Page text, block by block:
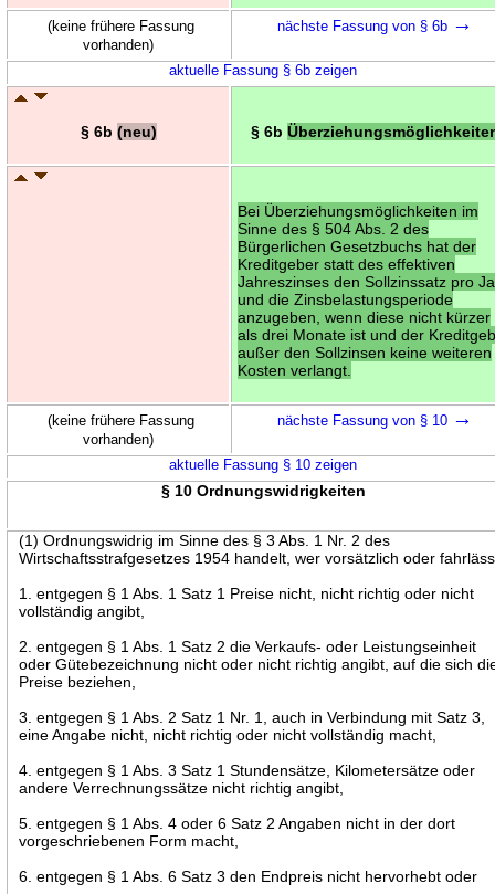
(keine frühere Fassung
vorhanden)
nächste Fassung von § 6b →
aktuelle Fassung § 6b zeigen
§ 6b (neu) § 6b
Bei Überziehungsmöglichkeiten im
Sinne des § 504 Abs. 2 des
Bürgerlichen Gesetzbuchs hat der
Kreditgeber statt des effektiven
Jahreszinses den Sollzinssatz pro
und die Zinsbelastungsperiode
anzugeben, wenn diese nicht kürzer
als drei Monate ist und der
außer den Sollzinsen keine weiteren
Kosten verlangt.
(keine frühere Fassung
vorhanden)
nächste Fassung von § 10 →
aktuelle Fassung § 10 zeigen
§ 10 Ordnungswidrigkeiten
(1) Ordnungswidrig im Sinne des § 3 Abs. 1 Nr. 2 des
Wirtschaftsstrafgesetzes 1954 handelt, wer vorsätzlich oder
1. entgegen § 1 Abs. 1 Satz 1 Preise nicht, nicht richtig oder nicht
vollständig angibt,
2. entgegen § 1 Abs. 1 Satz 2 die Verkaufs- oder Leistungseinheit
oder Gütebezeichnung nicht oder nicht richtig angibt, auf die sich
Preise beziehen,
3. entgegen § 1 Abs. 2 Satz 1 Nr. 1, auch in Verbindung mit Satz 3,
eine Angabe nicht, nicht richtig oder nicht vollständig macht,
4. entgegen § 1 Abs. 3 Satz 1 Stundensätze, Kilometersätze oder
andere Verrechnungssätze nicht richtig angibt,
5. entgegen § 1 Abs. 4 oder 6 Satz 2 Angaben nicht in der dort
vorgeschriebenen Form macht,
6. entgegen § 1 Abs. 6 Satz 3 den Endpreis nicht hervorhebt oder